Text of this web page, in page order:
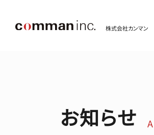
株式会社カンマン
お知らせ